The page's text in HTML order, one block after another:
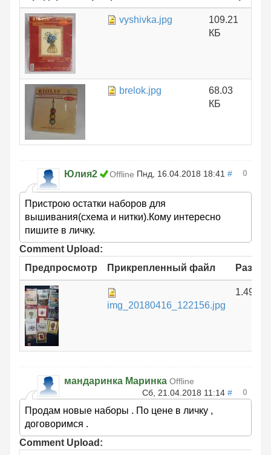
vyshivka.jpg
109.21
КБ
brelok.jpg
68.03
КБ
Юлия2 Offline Пнд, 16.04.2018 18:41 # 0
Пристрою остатки наборов для
вышивания(схема и нитки).Кому интересно
пишите в личку.
Comment Upload:
Предпросмотр
Прикрепленный файл Размер
img_20180416_122156.jpg
1.49 МБ
мандаринка Маринка Offline
Сб, 21.04.2018 11:14 # 0
Продам новые наборы . По цене в личку ,
договоримся .
Comment Upload: